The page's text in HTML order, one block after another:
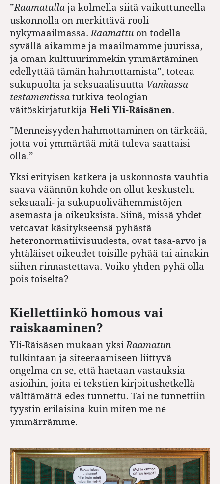
”Raamatulla ja kolmella siitä vaikuttuneella
uskonnolla on merkittävä rooli
nykymaailmassa. Raamattu on todella
syvällä aikamme ja maailmamme juurissa,
ja oman kulttuurimmekin ymmärtäminen
edellyttää tämän hahmottamista”, toteaa
sukupuolta ja seksuaalisuutta Vanhassa
testamentissa tutkiva teologian
väitöskirjatutkija Heli Yli-Räisänen.
”Menneisyyden hahmottaminen on tärkeää,
jotta voi ymmärtää mitä tuleva saattaisi
olla.”
Yksi erityisen katkera ja uskonnosta vauhtia
saava väännön kohde on ollut keskustelu
seksuaali- ja sukupuolivähemmistöjen
asemasta ja oikeuksista. Siinä, missä yhdet
vetoavat käsitykseensä pyhästä
heteronormatiivisuudesta, ovat tasa-arvo ja
yhtäläiset oikeudet toisille pyhää tai ainakin
siihen rinnastettava. Voiko yhden pyhä olla
pois toiselta?
Kiellettiinkö homous vai
raiskaaminen?
Yli-Räisäsen mukaan yksi Raamatun
tulkintaan ja siteeraamiseen liittyvä
ongelma on se, että haetaan vastauksia
asioihin, joita ei tekstien kirjoitushetkellä
välttämättä edes tunnettu. Tai ne tunnettiin
tyystin erilaisina kuin miten me ne
ymmärrämme.